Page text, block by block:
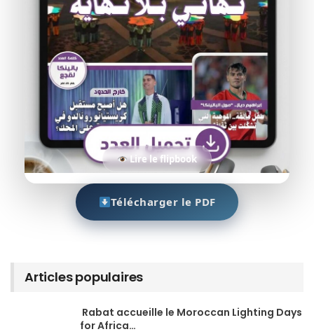
Lire le flipbook
Télécharger le PDF
Articles populaires
Rabat accueille le Moroccan Lighting Days
for Africa…